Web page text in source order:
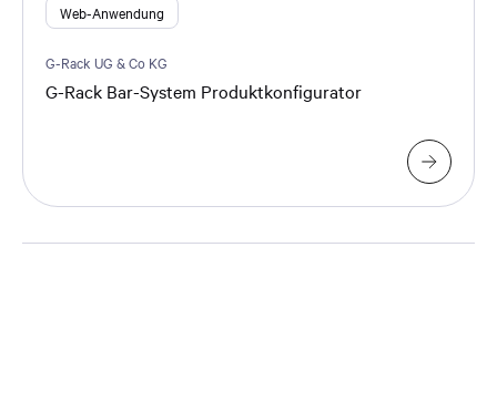
Web-Anwendung
G-Rack UG & Co KG
G-Rack Bar-System Produktkonfigurator